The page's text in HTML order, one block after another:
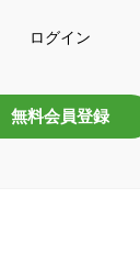
ログイン
無料会員登録